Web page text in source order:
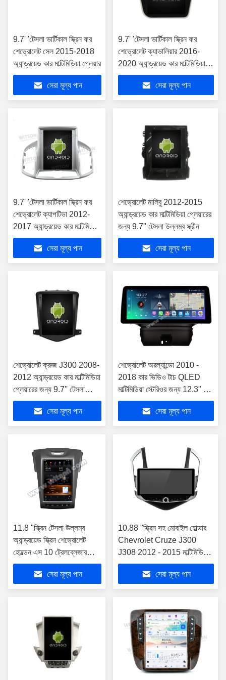
9.7' 'টেসলা ভার্টিকাল স্ক্রিন ফর
শেভ্রোলেট সেল 2015-2018
অ্যান্ড্রয়েড কার মাল্টিমিডিয়া প্লেয়ার
সেরা মূল্য পান
9.7' 'টেসলা ভার্টিকাল স্ক্রিন ফর
শেভ্রোলেট ক্যাভালিয়ার 2016-
2020 অ্যান্ড্রয়েড কার মাল্টিমিডিয়া
প্লেয়ার
সেরা মূল্য পান
9.7' 'টেসলা ভার্টিকাল স্ক্রিন ফর
শেভ্রোলেট ক্যাপটিভা 2012-
2017 অ্যান্ড্রয়েড কার মাল্টিমিডিয়া
প্লেয়ার
সেরা মূল্য পান
শেভ্রোলেট মালিবু 2012-2015
অ্যান্ড্রয়েড কার মাল্টিমিডিয়া প্লেয়ারের
জন্য 9.7'' টেসলা উল্লম্ব স্ক্রীন
সেরা মূল্য পান
শেভ্রোলেট ক্রুজ J300 2008-
2012 অ্যান্ড্রয়েড কার মাল্টিমিডিয়া
প্লেয়ারের জন্য 9.7'' টেসলা
উল্লম্ব স্ক্রীন
সেরা মূল্য পান
শেভ্রোলেট অরল্যান্ডো 2010 -
2018 কার ভিডিও টাচ QLED
মাল্টিমিডিয়া স্টেরিওর জন্য 12.3" স্মার্ট
আল্ট্রা ওয়াইড স্ক্রীন
সেরা মূল্য পান
11.8 "স্ক্রিন টেসলা উল্লম্ব
অ্যান্ড্রয়েড স্ক্রিন শেভ্রোলেট
হোল্ডেন এস 10 ট্রেলব্লেজার
কলোরাডো ইসুজু জন্য
সেরা মূল্য পান
10.88 "স্ক্রিন সহ মোবাইল হোল্ডার
Chevrolet Cruze J300
J308 2012 - 2015 মাল্টিমিডিয়া
স্টেরিওর জন্য
সেরা মূল্য পান